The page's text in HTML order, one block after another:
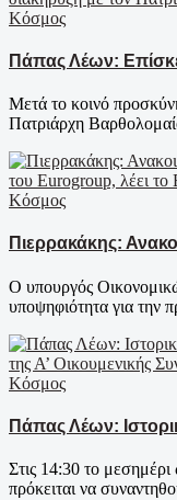
Κόσμος
Πάπας Λέων:
Μετά το κοινό
Πατριάρχη
Κόσμος
Πιερρακάκης:
Ο υπουργός
υποψηφιότητα για την
Κόσμος
Πάπας Λέων:
Στις 14:30 το
πρόκειται να